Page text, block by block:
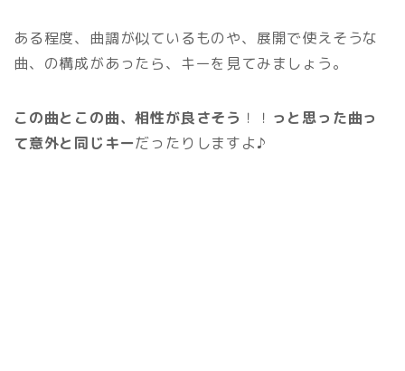
ある程度、曲調が似ているものや、展開で使えそうな
曲、の構成があったら、キーを見てみましょう。
この曲とこの曲、相性が良さそう ！！ っと思った曲っ
て意外と同じキーだったりしますよ♪